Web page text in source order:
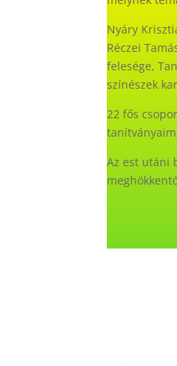
Nyáry
Réczei
felesége,
színészek
22 fős
Az est utáni